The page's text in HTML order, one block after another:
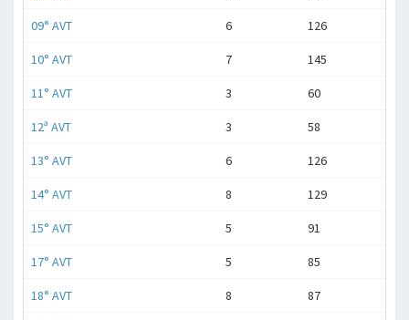
09° AVT 6 126
10° AVT 7 145
11° AVT 3 60
12ª AVT 3 58
13° AVT 6 126
14° AVT 8 129
15° AVT 5 91
17° AVT 5 85
18° AVT 8 87